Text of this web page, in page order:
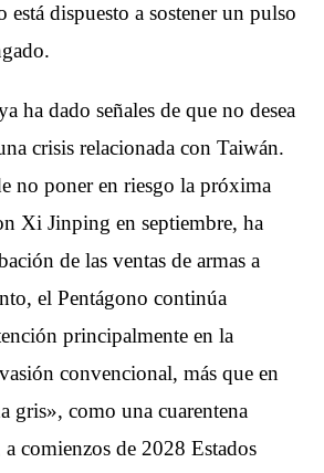
está dispuesto a sostener un pulso
ha dado señales de que no desea
crisis relacionada con Taiwán.
no poner en riesgo la próxima
Xi Jinping en septiembre, ha
de las ventas de armas a
el Pentágono continúa
principalmente en la
convencional, más que en
gris», como una cuarentena
comienzos de 2028 Estados